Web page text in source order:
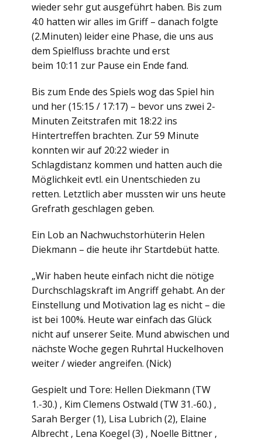
wieder sehr gut ausgeführt haben. Bis zum
4:0 hatten wir alles im Griff – danach folgte
(2.Minuten) leider eine Phase, die uns aus
dem Spielfluss brachte und erst
beim 10:11 zur Pause ein Ende fand.
Bis zum Ende des Spiels wog das Spiel hin
und her (15:15 / 17:17) – bevor uns zwei 2-
Minuten Zeitstrafen mit 18:22 ins
Hintertreffen brachten. Zur 59 Minute
konnten wir auf 20:22 wieder in
Schlagdistanz kommen und hatten auch die
Möglichkeit evtl. ein Unentschieden zu
retten. Letztlich aber mussten wir uns heute
Grefrath geschlagen geben.
Ein Lob an Nachwuchstorhüterin Helen
Diekmann – die heute ihr Startdebüt hatte.
„Wir haben heute einfach nicht die nötige
Durchschlagskraft im Angriff gehabt. An der
Einstellung und Motivation lag es nicht – die
ist bei 100%. Heute war einfach das Glück
nicht auf unserer Seite. Mund abwischen und
nächste Woche gegen Ruhrtal Huckelhoven
weiter / wieder angreifen. (Nick)
Gespielt und Tore: Hellen Diekmann (TW
1.-30.) , Kim Clemens Ostwald (TW 31.-60.) ,
Sarah Berger (1), Lisa Lubrich (2), Elaine
Albrecht , Lena Koegel (3) , Noelle Bittner ,